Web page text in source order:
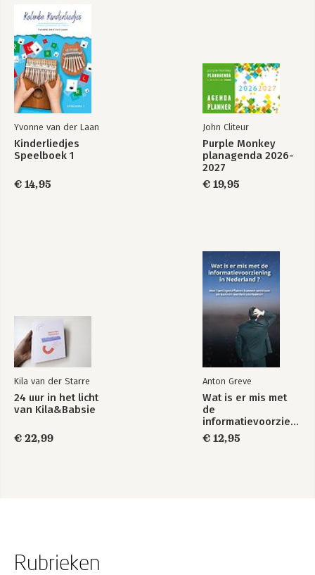
Yvonne van der Laan
Kinderliedjes
Speelboek 1
€ 14,95
John Cliteur
Purple Monkey
planagenda 2026-
2027
€ 19,95
Kila van der Starre
24 uur in het licht
van Kila&Babsie
€ 22,99
Anton Greve
Wat is er mis met
de
informatievoorziening
in Nederland ?
€ 12,95
Rubrieken